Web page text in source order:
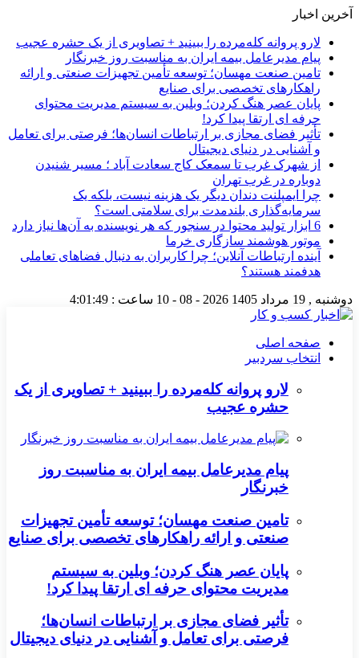
آخرین اخبار
لارو پروانه کله‌مرده را ببینید + تصاویری از یک حشره عجیب
پیام مدیرعامل بیمه ایران به مناسبت روز خبرنگار
تامین صنعت مهسان؛ توسعه تأمین تجهیزات صنعتی و ارائه
راهکارهای تخصصی برای صنایع
پایان عصر هنگ کردن؛ وبلین به سیستم مدیریت محتوای
حرفه ای ارتقا پیدا کرد!
تأثیر فضای مجازی بر ارتباطات انسان‌ها؛ فرصتی برای تعامل
و آشنایی در دنیای دیجیتال
از شهرک غرب تا سمعک کاج سعادت آباد ؛ مسیر شنیدن
دوباره در غرب تهران
چرا ایمپلنت دندان دیگر یک هزینه نیست، بلکه یک
سرمایه‌گذاری بلندمدت برای سلامتی است؟
6 ابزار تولید محتوا در سنجور که هر نویسنده به آن‌ها نیاز دارد
موتور هوشمند سازگاری خرما
آینده ارتباطات آنلاین؛ چرا کاربران به دنبال فضاهای تعاملی
هدفمند هستند؟
دوشنبه , 19 مرداد 1405 2026 - 08 - 10 ساعت : 4:01:49
صفحه اصلی
انتخاب سردبیر
لارو پروانه کله‌مرده را ببینید + تصاویری از یک
حشره عجیب
پیام مدیرعامل بیمه ایران به مناسبت روز
خبرنگار
تامین صنعت مهسان؛ توسعه تأمین تجهیزات
صنعتی و ارائه راهکارهای تخصصی برای صنایع
پایان عصر هنگ کردن؛ وبلین به سیستم
مدیریت محتوای حرفه ای ارتقا پیدا کرد!
تأثیر فضای مجازی بر ارتباطات انسان‌ها؛
فرصتی برای تعامل و آشنایی در دنیای دیجیتال